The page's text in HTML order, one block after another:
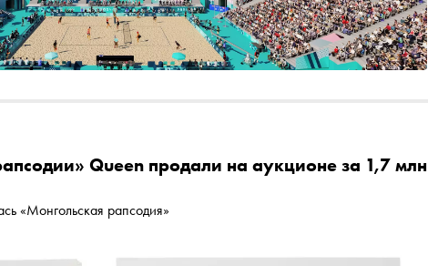
Queen продали на аукционе за 1,7 млн
«Монгольская рапсодия»